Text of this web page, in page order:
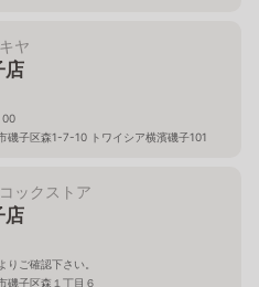
ヤ
店
00
磯子区森1-7-10 トワイシア横濱磯子101
ックストア
店
りご確認下さい。
磯子区森１丁目６